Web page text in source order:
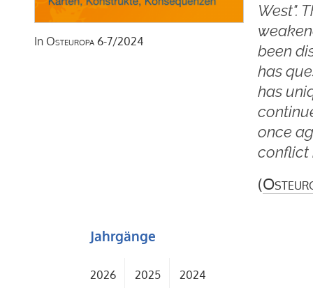
In Osteuropa 6-7/2024
West".
been
has
has
once
conflict
(
Jahrgänge
2026 2025 2024